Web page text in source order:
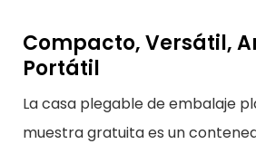
Compacto, Versátil,
Portátil
La casa plegable de embalaje
muestra gratuita es un